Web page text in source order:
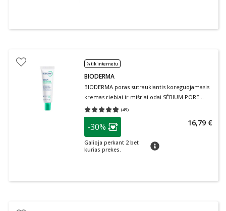
% tik internetu
BIODERMA
BIODERMA poras sutraukiantis koreguojamasis
kremas riebiai ir mišriai odai SÉBIUM PORE
REFINER, 30 ml
(49)
Vidutinis įvertinimas 4.80
patarimas
Lojalumo klubo narių nuolaida
-30%
Galioja perkant 2 bet
kurias prekes.
patarimas
16,79 €